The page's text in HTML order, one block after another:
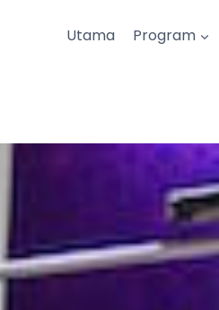
Utama Program